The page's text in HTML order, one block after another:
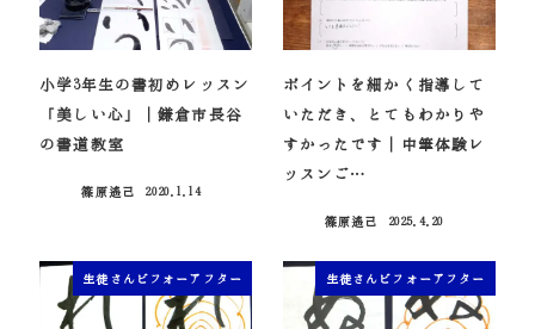
小学3年生の書初めレッスン
「美しい心」｜鎌倉市長谷
の書道教室
篠原遙己
2020.1.14
ポイントを細かく指導して
いただき、とてもわかりや
すかったです｜中筆体験レ
ッスンご…
篠原遙己
2025.4.20
生徒さんビフォーアフター 生徒さんビフォーアフター